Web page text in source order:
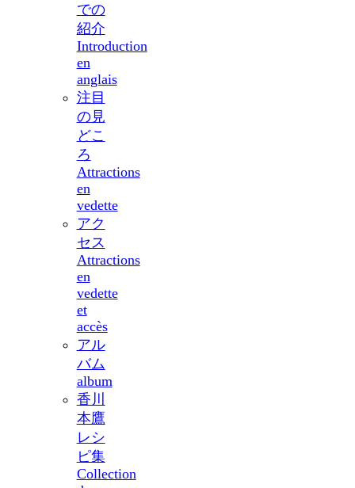
での
紹介
Introduction
en
anglais
注目
の見
どこ
ろ
Attractions
en
vedette
アク
セス
Attractions
en
vedette
et
accès
アル
バム
album
香川
本鷹
レシ
ピ集
Collection